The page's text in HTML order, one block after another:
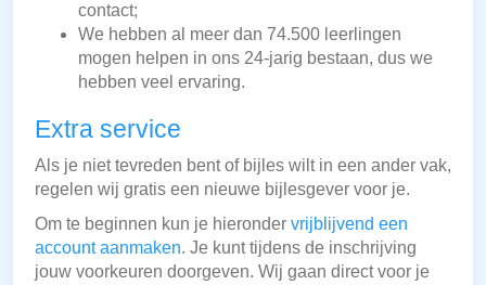
contact;
We hebben al meer dan 74.500 leerlingen
mogen helpen in ons 24-jarig bestaan, dus we
hebben veel ervaring.
Extra service
Als je niet tevreden bent of bijles wilt in een ander vak,
regelen wij gratis een nieuwe bijlesgever voor je.
Om te beginnen kun je hieronder vrijblijvend een
account aanmaken. Je kunt tijdens de inschrijving
jouw voorkeuren doorgeven. Wij gaan direct voor je